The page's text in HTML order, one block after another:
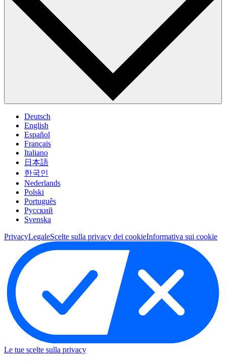
Deutsch
English
Español
Français
Italiano
日本語
한국인
Nederlands
Polski
Português
Pусский
Svenska
PrivacyLegaleScelte sulla privacy dei cookieInformativa sui cookie
Le tue scelte sulla privacy